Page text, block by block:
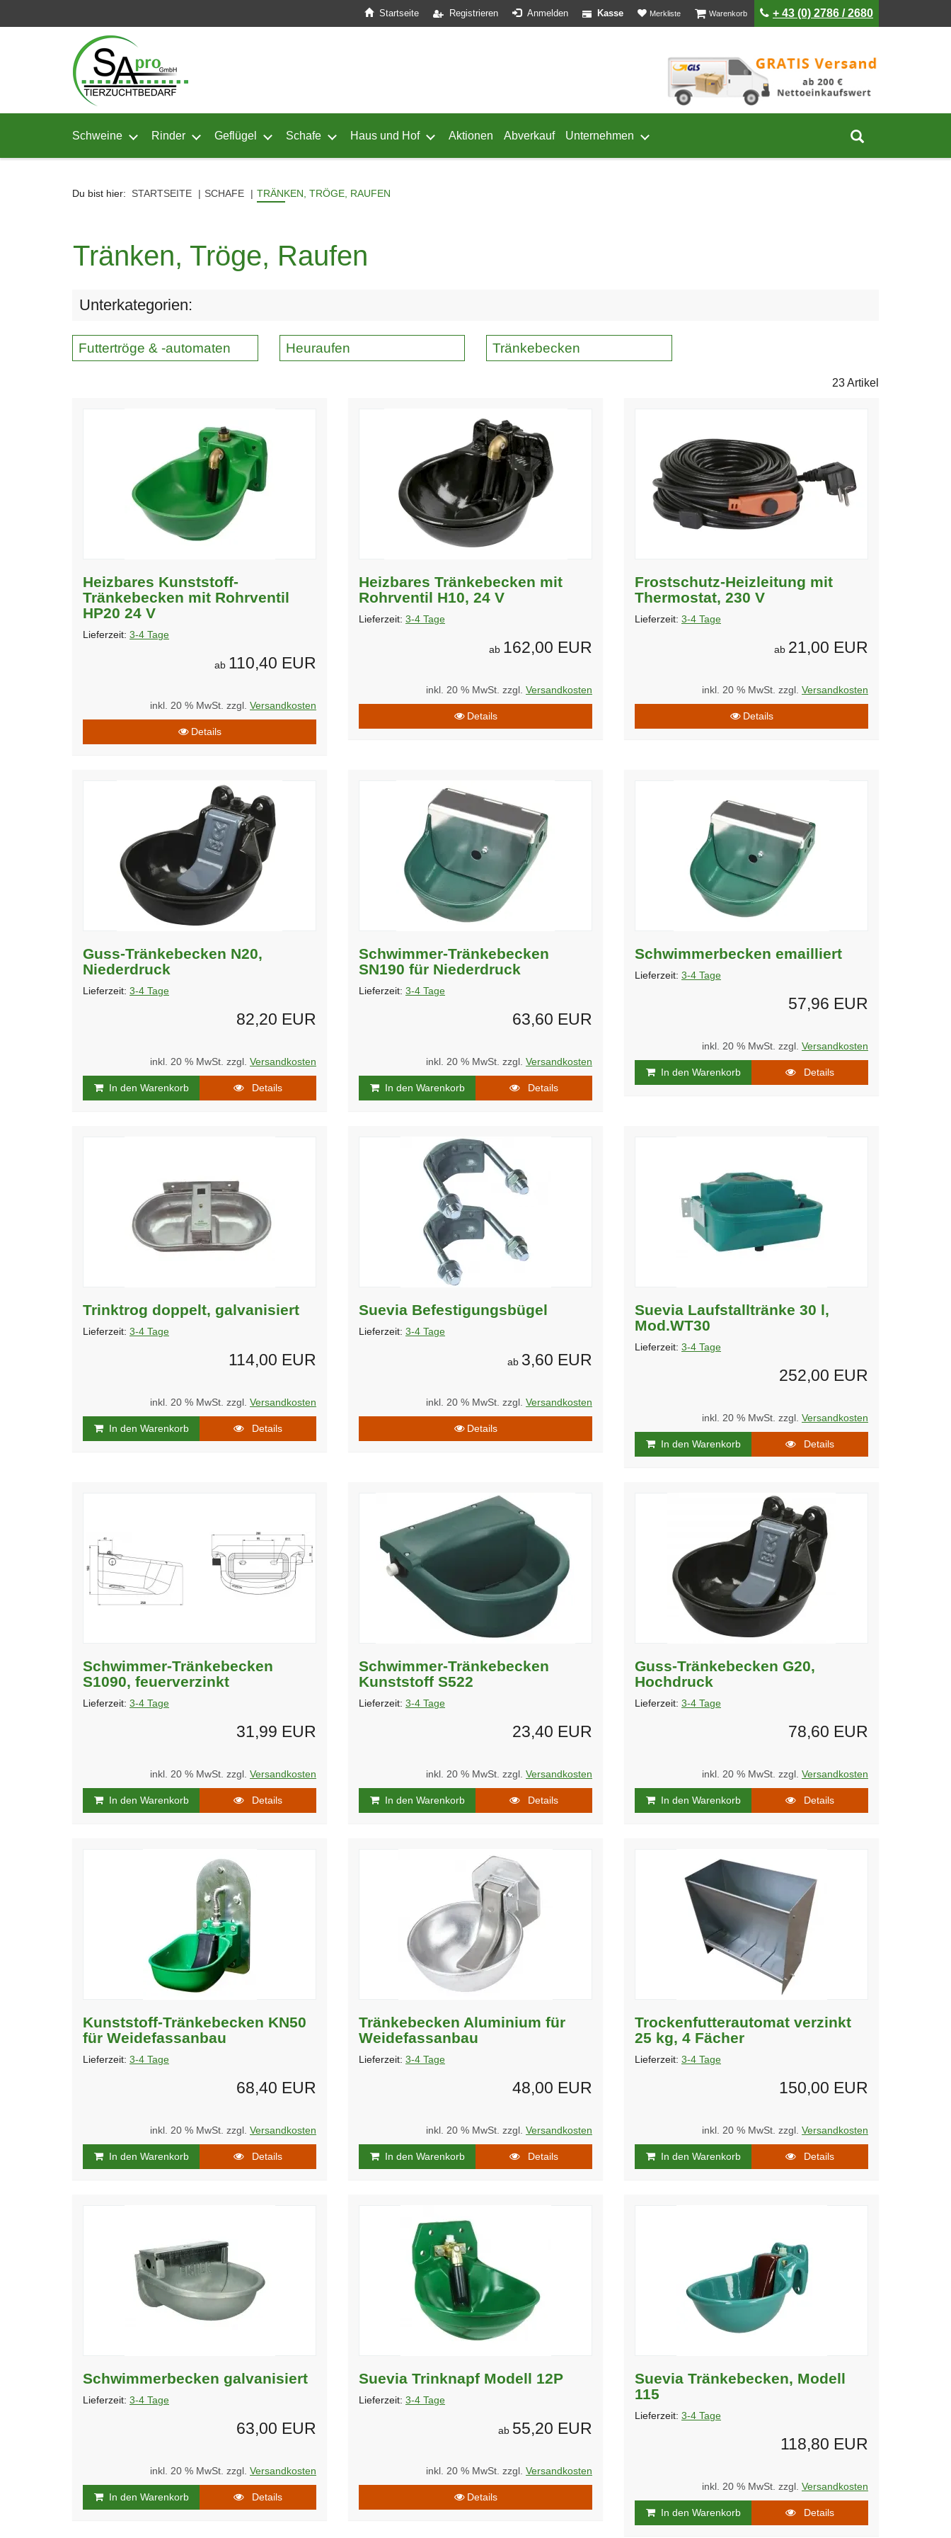
Startseite Registrieren Anmelden Kasse Merklisteist leer Warenkorbist leer+ 43 (0) 2786 / 2680
Schweine Untermenü von Schweine öffnen
Rinder Untermenü von Rinder öffnen
Geflügel Untermenü von Geflügel öffnen
Schafe Untermenü von Schafe öffnen
Haus und Hof Untermenü von Haus und Hof öffnen
Aktionen Abverkauf Unternehmen Untermenü von Unternehmen öffnen
Du bist hier: STARTSEITE SCHAFE TRÄNKEN, TRÖGE, RAUFEN
Tränken, Tröge, Raufen
Unterkategorien:
Futtertröge & -automaten Heuraufen Tränkebecken
23 Artikel
Heizbares Kunststoff-
Tränkebecken mit Rohrventil
HP20 24 V
Lieferzeit: 3-4 Tage
ab 110,40 EUR
inkl. 20 % MwSt. zzgl. Versandkosten
Details
Heizbares Tränkebecken mit
Rohrventil H10, 24 V
Lieferzeit: 3-4 Tage
ab 162,00 EUR
inkl. 20 % MwSt. zzgl. Versandkosten
Details
Frostschutz-Heizleitung mit
Thermostat, 230 V
Lieferzeit: 3-4 Tage
ab 21,00 EUR
inkl. 20 % MwSt. zzgl. Versandkosten
Details
Guss-Tränkebecken N20,
Niederdruck
Lieferzeit: 3-4 Tage
82,20 EUR
inkl. 20 % MwSt. zzgl. Versandkosten
In den Warenkorb Details
Schwimmer-Tränkebecken
SN190 für Niederdruck
Lieferzeit: 3-4 Tage
63,60 EUR
inkl. 20 % MwSt. zzgl. Versandkosten
In den Warenkorb Details
Schwimmerbecken emailliert
Lieferzeit: 3-4 Tage
57,96 EUR
inkl. 20 % MwSt. zzgl. Versandkosten
In den Warenkorb Details
Trinktrog doppelt, galvanisiert
Lieferzeit: 3-4 Tage
114,00 EUR
inkl. 20 % MwSt. zzgl. Versandkosten
In den Warenkorb Details
Suevia Befestigungsbügel
Lieferzeit: 3-4 Tage
ab 3,60 EUR
inkl. 20 % MwSt. zzgl. Versandkosten
Details
Suevia Laufstalltränke 30 l,
Mod.WT30
Lieferzeit: 3-4 Tage
252,00 EUR
inkl. 20 % MwSt. zzgl. Versandkosten
In den Warenkorb Details
Schwimmer-Tränkebecken
S1090, feuerverzinkt
Lieferzeit: 3-4 Tage
31,99 EUR
inkl. 20 % MwSt. zzgl. Versandkosten
In den Warenkorb Details
Schwimmer-Tränkebecken
Kunststoff S522
Lieferzeit: 3-4 Tage
23,40 EUR
inkl. 20 % MwSt. zzgl. Versandkosten
In den Warenkorb Details
Guss-Tränkebecken G20,
Hochdruck
Lieferzeit: 3-4 Tage
78,60 EUR
inkl. 20 % MwSt. zzgl. Versandkosten
In den Warenkorb Details
Kunststoff-Tränkebecken KN50
für Weidefassanbau
Lieferzeit: 3-4 Tage
68,40 EUR
inkl. 20 % MwSt. zzgl. Versandkosten
In den Warenkorb Details
Tränkebecken Aluminium für
Weidefassanbau
Lieferzeit: 3-4 Tage
48,00 EUR
inkl. 20 % MwSt. zzgl. Versandkosten
In den Warenkorb Details
Trockenfutterautomat verzinkt
25 kg, 4 Fächer
Lieferzeit: 3-4 Tage
150,00 EUR
inkl. 20 % MwSt. zzgl. Versandkosten
In den Warenkorb Details
Schwimmerbecken galvanisiert
Lieferzeit: 3-4 Tage
63,00 EUR
inkl. 20 % MwSt. zzgl. Versandkosten
In den Warenkorb Details
Suevia Trinknapf Modell 12P
Lieferzeit: 3-4 Tage
ab 55,20 EUR
inkl. 20 % MwSt. zzgl. Versandkosten
Details
Suevia Tränkebecken, Modell
115
Lieferzeit: 3-4 Tage
118,80 EUR
inkl. 20 % MwSt. zzgl. Versandkosten
In den Warenkorb Details